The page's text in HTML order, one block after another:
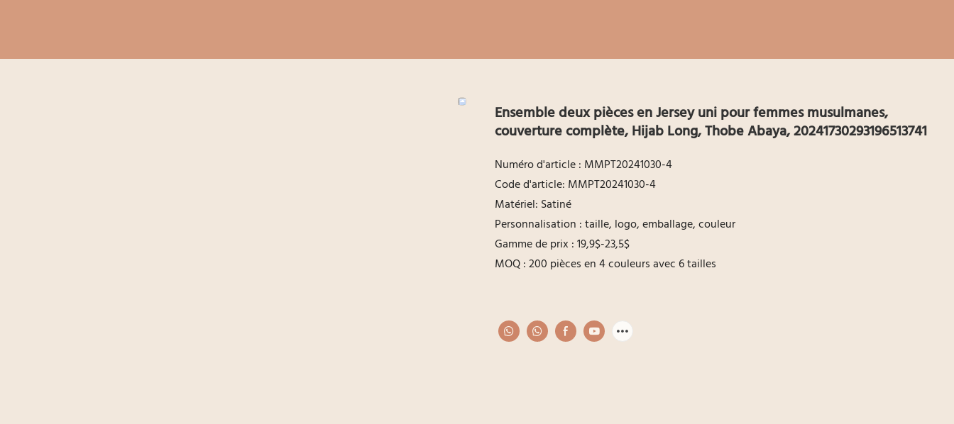
Ensemble deux pièces en Jersey uni pour femmes musulmanes,
couverture complète, Hijab Long, Thobe Abaya, 20241730293196513741
Numéro d'article : MMPT20241030-4
Code d'article: MMPT20241030-4
Matériel: Satiné
Personnalisation : taille, logo, emballage, couleur
Gamme de prix : 19,9$-23,5$
MOQ : 200 pièces en 4 couleurs avec 6 tailles